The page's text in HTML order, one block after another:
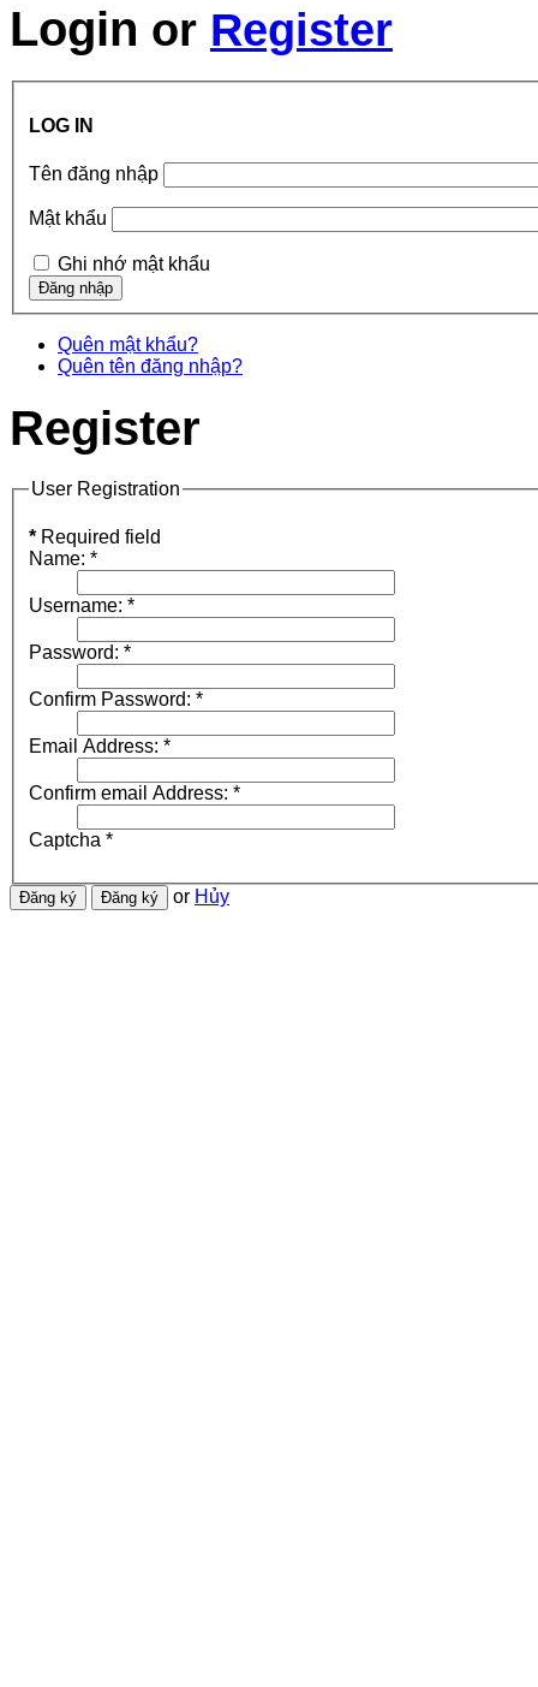
Login or Register
LOG IN
Tên đăng nhập
Mật khẩu
Ghi nhớ mật khẩu
Quên mật khẩu?
Quên tên đăng nhập?
Register
User Registration
* Required field
Name: *
Username: *
Password: *
Confirm Password: *
Email Address: *
Confirm email Address: *
Captcha *
or Hủy